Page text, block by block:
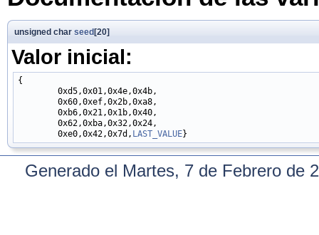
unsigned char seed[20]
Valor inicial:
{
        0xd5,0x01,0x4e,0x4b,
        0x60,0xef,0x2b,0xa8,
        0xb6,0x21,0x1b,0x40,
        0x62,0xba,0x32,0x24,
        0xe0,0x42,0x7d,
LAST_VALUE
Generado el Martes, 7 de Febrero de